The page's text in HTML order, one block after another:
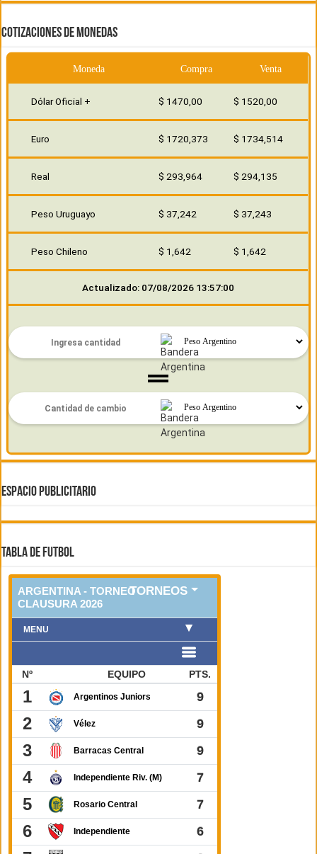
COTIZACIONES DE MONEDAS
Moneda Compra Venta
Dólar Oficial + $ 1470,00 $ 1520,00
Euro $ 1720,373 $ 1734,514
Real $ 293,964 $ 294,135
Peso Uruguayo $ 37,242 $ 37,243
Peso Chileno $ 1,642 $ 1,642
Actualizado: 07/08/2026 13:57:00
ESPACIO PUBLICITARIO
TABLA DE FUTBOL